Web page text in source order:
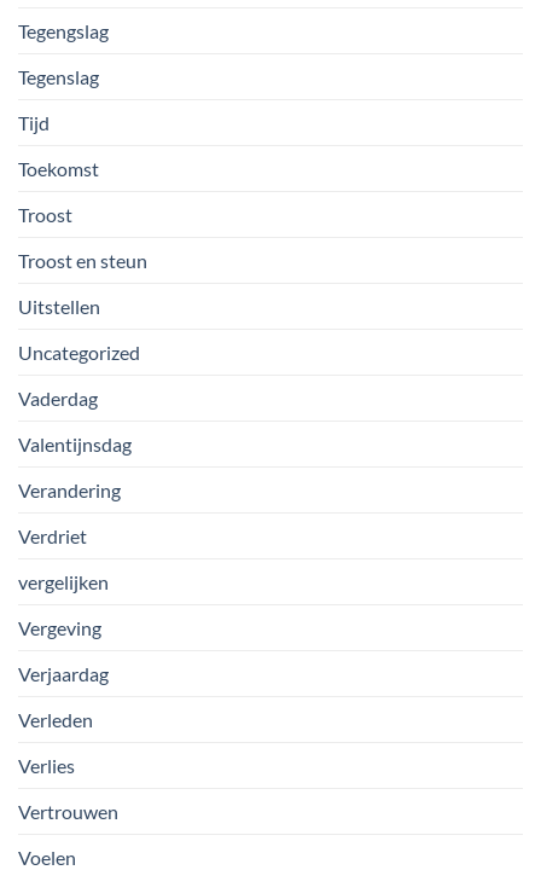
Tegengslag
Tegenslag
Tijd
Toekomst
Troost
Troost en steun
Uitstellen
Uncategorized
Vaderdag
Valentijnsdag
Verandering
Verdriet
vergelijken
Vergeving
Verjaardag
Verleden
Verlies
Vertrouwen
Voelen